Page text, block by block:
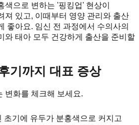
색으로 변하는 '핑킹업' 현상이
져 있고, 이때부터 영양 관리와 출산
좋아요. 임신 전 과정에서 수의사의
와 태아 모두 건강하게 출산을 준비할
기까지 대표 증상
변화를 체크해 보세요.
초기에 유두가 분홍색으로 커지고